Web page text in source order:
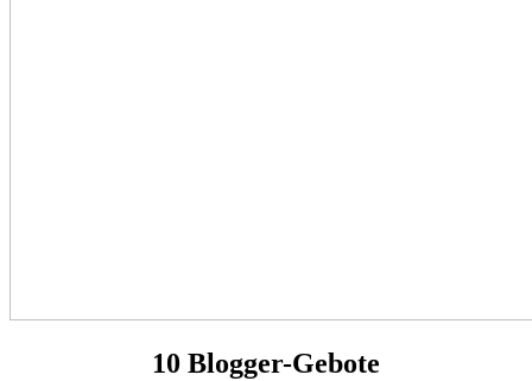
10 Blogger-Gebote